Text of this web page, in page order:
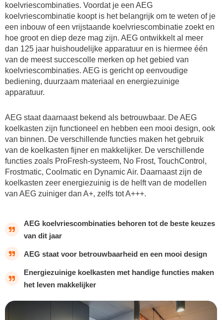
koelvriescombinaties. Voordat je een AEG
koelvriescombinatie koopt is het belangrijk om te weten of je
een inbouw of een vrijstaande koelvriescombinatie zoekt en
hoe groot en diep deze mag zijn. AEG ontwikkelt al meer
dan 125 jaar huishoudelijke apparatuur en is hiermee één
van de meest succescolle merken op het gebied van
koelvriescombinaties. AEG is gericht op eenvoudige
bediening, duurzaam materiaal en energiezuinige
apparatuur.
AEG staat daarnaast bekend als betrouwbaar. De AEG
koelkasten zijn functioneel en hebben een mooi design, ook
van binnen. De verschillende functies maken het gebruik
van de koelkasten fijner en makkelijker. De verschillende
functies zoals ProFresh-systeem, No Frost, TouchControl,
Frostmatic, Coolmatic en Dynamic Air. Daarnaast zijn de
koelkasten zeer energiezuinig is de helft van de modellen
van AEG zuiniger dan A+, zelfs tot A+++.
AEG koelvriescombinaties behoren tot de beste keuzes
van dit jaar
AEG staat voor betrouwbaarheid en een mooi design
Energiezuinige koelkasten met handige functies maken
het leven makkelijker